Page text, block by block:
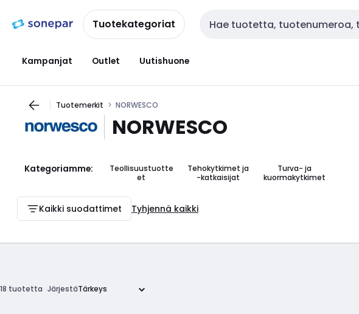
navigointiinsisältöönTuotekategoriat Haku
Kampanjat Outlet Uutishuone
Tuotemerkit NORWESCO
NORWESCO
Kategoriamme:
Teollisuustuotte
et
Tehokytkimet ja
-katkaisijat
Turva- ja
kuormakytkimet
Kaikki suodattimet Tyhjennä kaikki
18 tuotetta Järjestä